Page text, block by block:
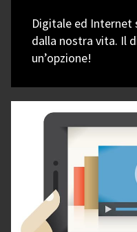
Digitale ed Internet
dalla nostra vita. Il
un’opzione!